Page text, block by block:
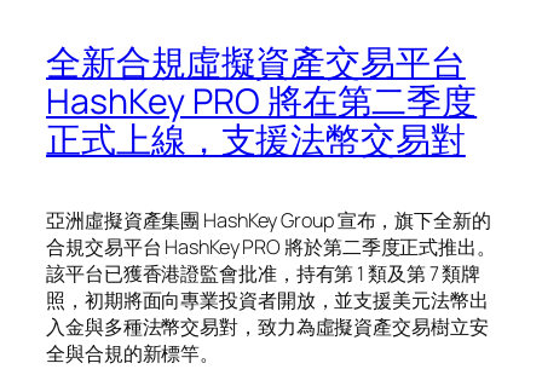
全新合規虛擬資產交易平台
HashKey PRO 將在第二季度
正式上線，支援法幣交易對
亞洲虛擬資產集團 HashKey Group 宣布，旗下全新的
合規交易平台 HashKey PRO 將於第二季度正式推出。
該平台已獲香港證監會批准，持有第 1 類及第 7 類牌
照，初期將面向專業投資者開放，並支援美元法幣出
入金與多種法幣交易對，致力為虛擬資產交易樹立安
全與合規的新標竿。